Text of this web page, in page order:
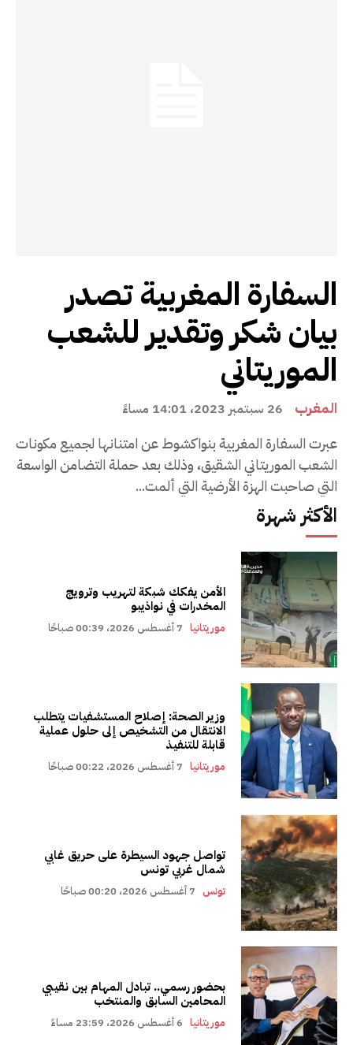
السفارة المغربية تصدر
بيان شكر وتقدير للشعب
الموريتاني
المغرب 26 سبتمبر 2023، 14:01 مساءً
عبرت السفارة المغربية بنواكشوط عن امتنانها لجميع مكونات
الشعب الموريتاني الشقيق، وذلك بعد حملة التضامن الواسعة
التي صاحبت الهزة الأرضية التي ألمت...
الأكثر شهرة
الأمن يفكك شبكة لتهريب وترويج
المخدرات في نواذيبو
موريتانيا 7 أغسطس 2026، 00:39 صباحًا
وزير الصحة: إصلاح المستشفيات يتطلب
الانتقال من التشخيص إلى حلول عملية
قابلة للتنفيذ
موريتانيا 7 أغسطس 2026، 00:22 صباحًا
تواصل جهود السيطرة على حريق غابي
شمال غربي تونس
تونس 7 أغسطس 2026، 00:20 صباحًا
بحضور رسمي.. تبادل المهام بين نقيبي
المحامين السابق والمنتخب
موريتانيا 6 أغسطس 2026، 23:59 مساءً